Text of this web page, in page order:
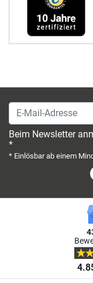
E-Mail-Adresse
Beim Newsletter
*
* Einlösbar ab einem